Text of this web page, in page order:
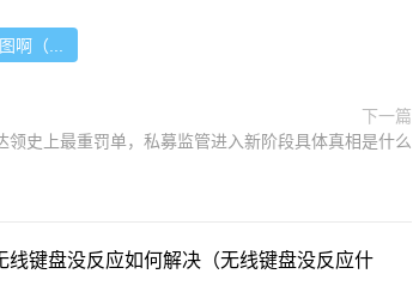
啊（...
下一篇
领史上最重罚单，私募监管进入新阶段具体真相是什么
线键盘没反应如何解决（无线键盘没反应什